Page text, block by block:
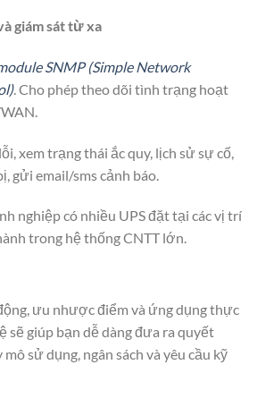
giám sát từ xa
SNMP (Simple Network
. Cho phép theo dõi tình trạng hoạt
xem trạng thái ắc quy, lịch sử sự cố,
gửi email/sms cảnh báo.
nghiệp có nhiều UPS đặt tại các vị trí
trong hệ thống CNTT lớn.
ưu nhược điểm và ứng dụng thực
sẽ giúp bạn dễ dàng đưa ra quyết
sử dụng, ngân sách và yêu cầu kỹ